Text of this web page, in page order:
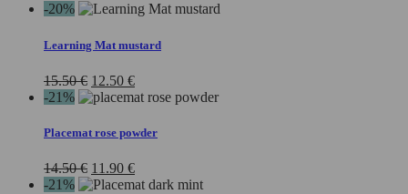
-20%
Learning Mat mustard
15.50€ Original
price
15.50 €.
12.50 €Η
τρέχουσα
είναι:
-21%
Placemat rose powder
14.50€ Original
price
11.90 €Η
τρέχουσα
-21%